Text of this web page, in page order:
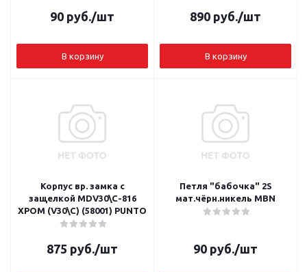
90 руб./шт
В корзину
890 руб./шт
В корзину
Корпус вр. замка с
защелкой MDV30\C-816
ХРОМ (V30\C) (58001) PUNTO
875 руб./шт
Петля "бабочка" 2S
мат.чёрн.никель MBN
90 руб./шт